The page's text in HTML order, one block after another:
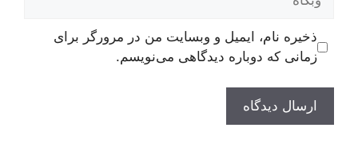
ذخیره نام، ایمیل و وبسایت من در مرورگر برای
زمانی که دوباره دیدگاهی می‌نویسم.